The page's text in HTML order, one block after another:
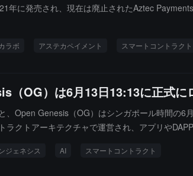
年に発売され、現在は廃止されたAztec
ラボ アステカペイメント スマートコントラクト
（OG）は6月13日13:13に正式に
、Open Genesis（OG）はシンガポール時間の
ラクトアーキテクチャで運営され、アプリや
れた世界初のメカニズムモデル」と定義されて
ジェネシス AI スマートコントラクト